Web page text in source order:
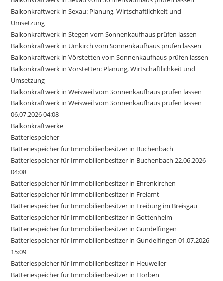
Balkonkraftwerk in Sexau: Planung, Wirtschaftlichkeit und
Umsetzung
Balkonkraftwerk in Stegen vom Sonnenkaufhaus prüfen lassen
Balkonkraftwerk in Umkirch vom Sonnenkaufhaus prüfen lassen
Balkonkraftwerk in Vörstetten vom Sonnenkaufhaus prüfen lassen
Balkonkraftwerk in Vörstetten: Planung, Wirtschaftlichkeit und
Umsetzung
Balkonkraftwerk in Weisweil vom Sonnenkaufhaus prüfen lassen
Balkonkraftwerk in Weisweil vom Sonnenkaufhaus prüfen lassen
06.07.2026 04:08
Balkonkraftwerke
Batteriespeicher
Batteriespeicher für Immobilienbesitzer in Buchenbach
Batteriespeicher für Immobilienbesitzer in Buchenbach 22.06.2026
04:08
Batteriespeicher für Immobilienbesitzer in Ehrenkirchen
Batteriespeicher für Immobilienbesitzer in Freiamt
Batteriespeicher für Immobilienbesitzer in Freiburg im Breisgau
Batteriespeicher für Immobilienbesitzer in Gottenheim
Batteriespeicher für Immobilienbesitzer in Gundelfingen
Batteriespeicher für Immobilienbesitzer in Gundelfingen 01.07.2026
15:09
Batteriespeicher für Immobilienbesitzer in Heuweiler
Batteriespeicher für Immobilienbesitzer in Horben